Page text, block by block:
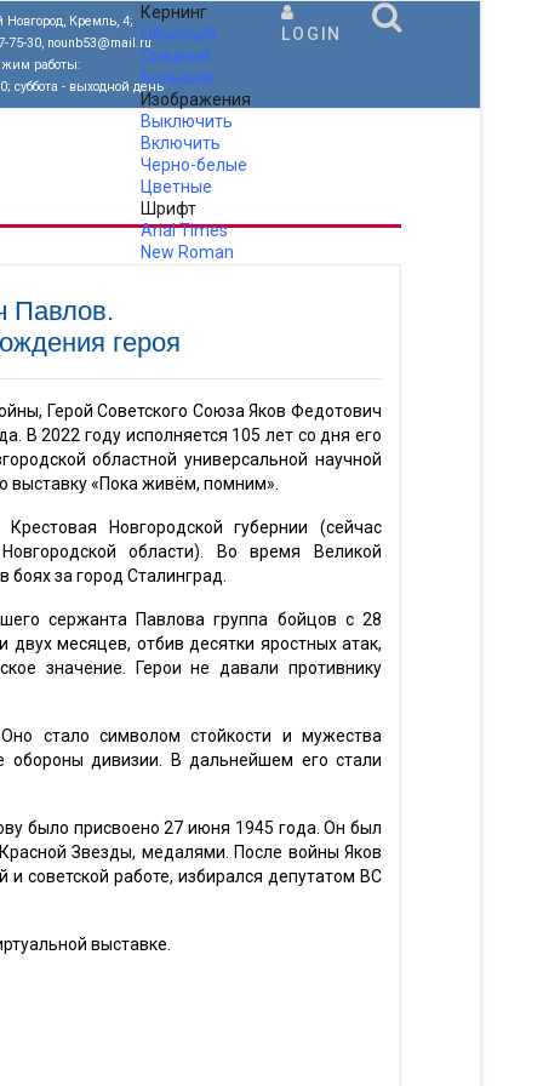
Кремль, 4;
75-30, nounb53@mail.ru
работы:
суббота - выходной день
Кернинг
Обычный
Средний
Большой
Изображения
Выключить
Включить
Черно-белые
Цветные
Шрифт
ArialTimes
New Roman
LOGIN
Павлов.
героя
Герой Советского Союза Яков Федотович
В 2022 году исполняется 105 лет со дня его
областной универсальной научной
выставку «Пока живём, помним».
Новгородской губернии (сейчас
области). Во время Великой
боях за город Сталинград.
сержанта Павлова группа бойцов с 28
двух месяцев, отбив десятки яростных атак,
значение. Герои не давали противнику
стало символом стойкости и мужества
обороны дивизии. В дальнейшем его стали
было присвоено 27 июня 1945 года. Он был
Звезды, медалями. После войны Яков
советской работе, избирался депутатом ВС
выставке.